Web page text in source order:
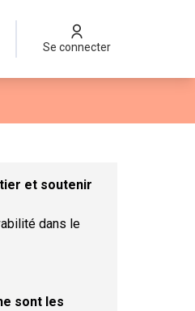
Se connecter
et soutenir
dans le
sont les